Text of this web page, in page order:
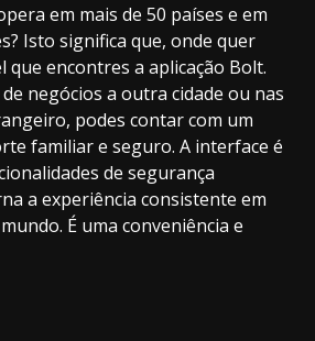
em mais de 50 países e em
Isto significa que, onde quer
que encontres a aplicação Bolt.
negócios a outra cidade ou nas
podes contar com um
familiar e seguro. A interface é
de segurança
a experiência consistente em
É uma conveniência e